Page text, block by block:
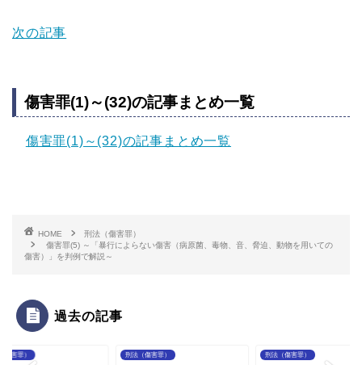
次の記事
傷害罪(1)～(32)の記事まとめ一覧
傷害罪(1)～(32)の記事まとめ一覧
HOME
刑法（傷害罪）
傷害罪(5) ～「暴行によらない傷害（病原菌、毒物、音、脅迫、動物を用いての
傷害）」を判例で解説～
過去の記事
傷害罪） 刑法（傷害罪） 刑法（傷害罪）